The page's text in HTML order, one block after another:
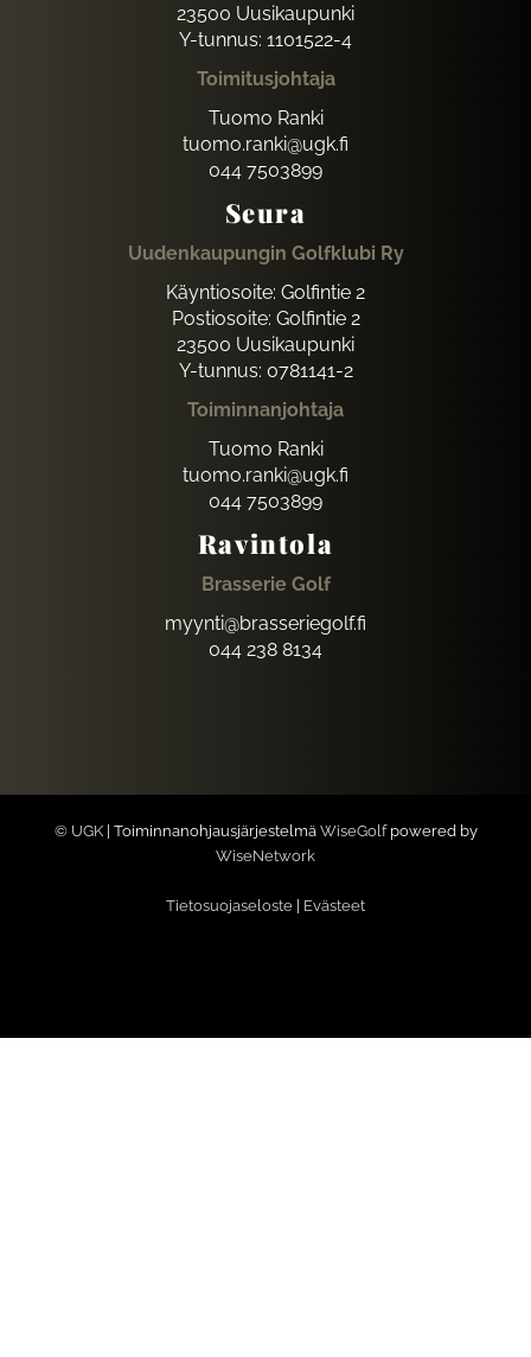
23500 Uusikaupunki
Y-tunnus: 1101522-4
Toimitusjohtaja
Tuomo Ranki
tuomo.ranki@ugk.fi
044 7503899
Seura
Uudenkaupungin Golfklubi Ry
Käyntiosoite: Golfintie 2
Postiosoite: Golfintie 2
23500 Uusikaupunki
Y-tunnus: 0781141-2
Toiminnanjohtaja
Tuomo Ranki
tuomo.ranki@ugk.fi
044 7503899
Ravintola
Brasserie Golf
myynti@brasseriegolf.fi
044 238 8134
© UGK| Toiminnanohjausjärjestelmä WiseGolfpowered by
WiseNetwork
Tietosuojaseloste Evästeet